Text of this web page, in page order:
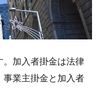
。加入者掛金は法律
事業主掛金と加入者